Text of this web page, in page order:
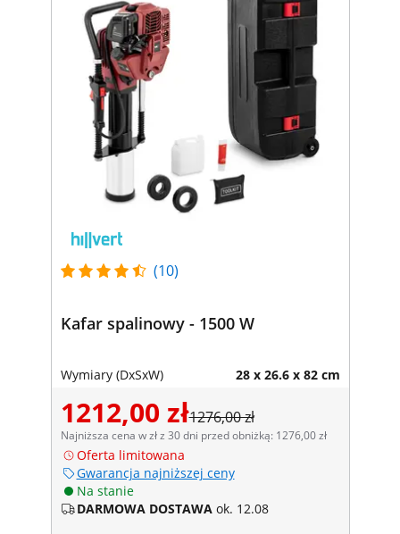
(10)
Kafar spalinowy - 1500 W
Wymiary (DxSxW) 28 x 26.6 x 82 cm
1212,00 zł1276,00 zł
Najniższa cena w zł z 30 dni przed obniżką: 1276,00 zł
Oferta limitowana
Gwarancja najniższej ceny
Na stanie
DARMOWA DOSTAWA ok. 12.08